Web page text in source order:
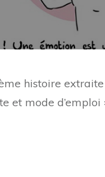
histoire
et mode d’emploi